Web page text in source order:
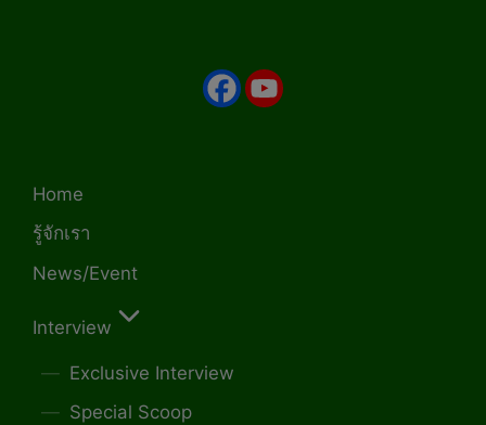
Home
รู้จักเรา
News/Event
Interview
Exclusive Interview
Special Scoop